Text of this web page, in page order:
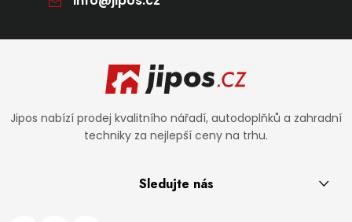
Jipos nabízí prodej kvalitního nářadí, autodoplňků a zahradní
techniky za nejlepší ceny na trhu.
Sledujte nás